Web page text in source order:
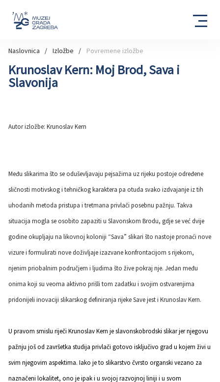
Naslovnica Izložbe Povremene izložbe
Krunoslav Kern: Moj Brod, Sava i
Slavonija
Autor izložbe: Krunoslav Kern
Među slikarima što se oduševljavaju pejsažima uz rijeku postoje određene
sličnosti motivskog i tehničkog karaktera pa otuda svako izdvajanje iz tih
uhodanih metoda pristupa i tretmana privlači posebnu pažnju. Takva
situacija mogla se osobito zapaziti u Slavonskom Brodu, gdje se već dvije
godine okupljaju na likovnoj koloniji “Sava” slikari što nastoje pronaći nove
vizure i formulirati nove doživljaje izazvane konfrontacijom s rijekom,
njenim priobalnim područjem i ljudima što žive pokraj nje. Jedan među
onima koji su veoma aktivno prišli tom zadatku i svojim ostvarenjima
pridonijeli inovaciji slikarskog definiranja rijeke Save jest i Krunoslav Kern.
U pravom smislu riječi Krunoslav Kern je slavonskobrodski slikar jer njegovu
pažnju još od završetka studija privlači gotovo isključivo grad u kojem živi u
svim njegovim aspektima. Iako je to slikarstvo čvrsto organski vezano za
naznačeni lokalitet, ono je ipak i u svojoj razvojnoj liniji i u svom